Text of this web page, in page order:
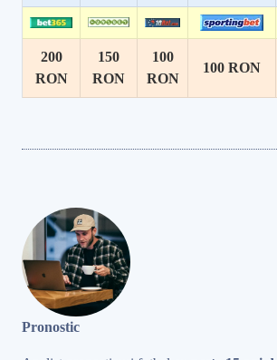
200
RON
150
RON
100
RON
100 RON
Pronostic